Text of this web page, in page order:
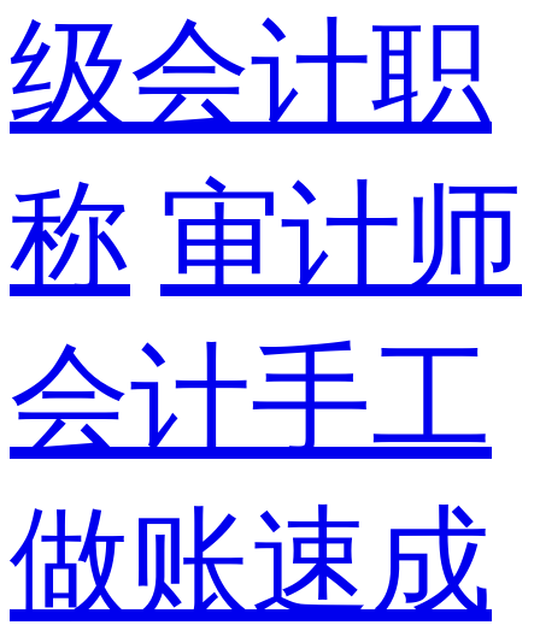
级会计职
称 审计师
会计手工
做账速成